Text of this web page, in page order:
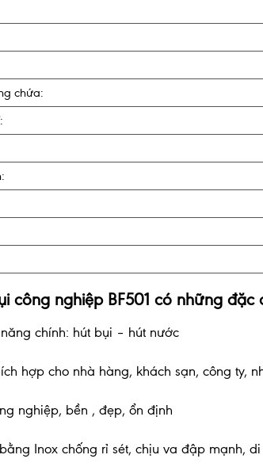
chứa:
công nghiệp BF501 có những đặc
chính: hút bụi – hút nước
hợp cho nhà hàng, khách sạn, công ty,
nghiệp, bền , đẹp, ổn định
Inox chống rỉ sét, chịu va đập mạnh,